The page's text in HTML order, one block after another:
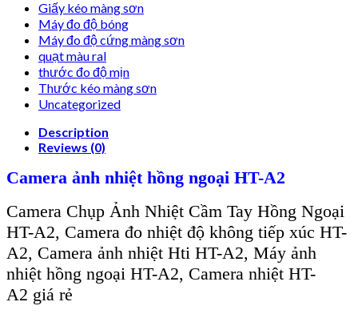
Giấy kéo màng sơn
Máy đo độ bóng
Máy đo độ cứng màng sơn
quạt màu ral
thước đo độ mịn
Thước kéo màng sơn
Uncategorized
Description
Reviews (0)
Camera ảnh nhiệt hồng ngoại HT-A2
Camera Chụp Ảnh Nhiệt Cầm Tay Hồng Ngoại
HT-A2, Camera đo nhiệt độ không tiếp xúc HT-
A2, Camera ảnh nhiệt Hti HT-A2, Máy ảnh
nhiệt hồng ngoại HT-A2, Camera nhiệt HT-
A2 giá rẻ